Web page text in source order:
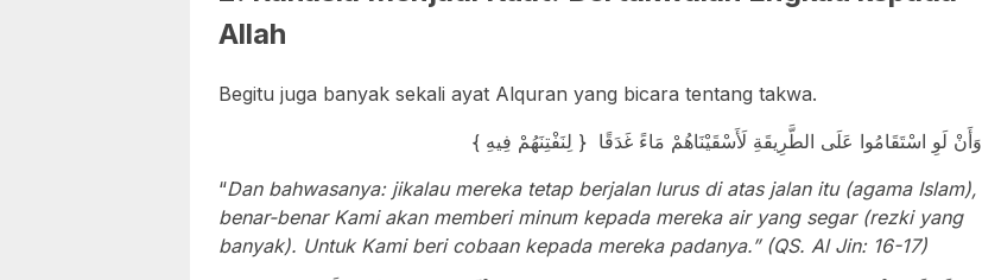
Allah
Begitu juga banyak sekali ayat Alquran yang bicara tentang takwa.
{ وَأَنْ لَوِ اسْتَقَامُوا عَلَى الطَّرِيقَةِ لَأَسْقَيْنَاهُمْ مَاءً غَدَقًا { لِنَفْتِنَهُمْ فِيهِ
“Dan bahwasanya: jikalau mereka tetap berjalan lurus di atas jalan itu (agama Islam),
benar-benar Kami akan memberi minum kepada mereka air yang segar (rezki yang
banyak). Untuk Kami beri cobaan kepada mereka padanya.” (QS. Al Jin: 16-17)